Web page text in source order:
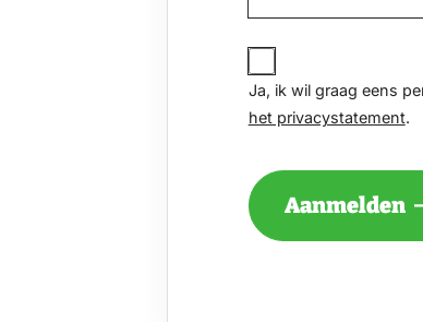
JA,
IK
WIL
GRAAG
PER
MAAND
EEN
NIEUWSBRIEF
Ja, ik wil graag eens
het privacystatement.
Aanmelden